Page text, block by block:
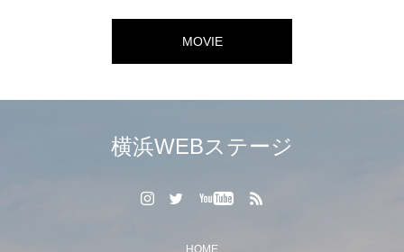
MOVIE
横浜WEBステージ
HOME